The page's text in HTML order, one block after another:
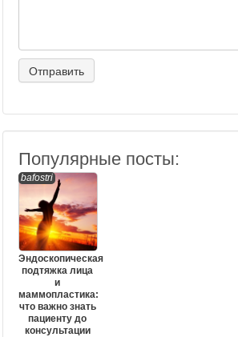
Популярные посты:
bafostri
Эндоскопическая
подтяжка лица
и
маммопластика:
что важно знать
пациенту до
консультации